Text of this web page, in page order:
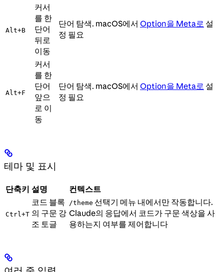
Alt+B
커서
를 한
단어
뒤로
이동
단어 탐색. macOS에서 Option을 Meta로 설
정 필요
Alt+F
커서
를 한
단어
앞으
로 이
동
단어 탐색. macOS에서 Option을 Meta로 설
정 필요
테마 및 표시
단축키 설명 컨텍스트
Ctrl+T
코드 블록
의 구문 강
조 토글
/theme 선택기 메뉴 내에서만 작동합니다.
Claude의 응답에서 코드가 구문 색상을 사
용하는지 여부를 제어합니다